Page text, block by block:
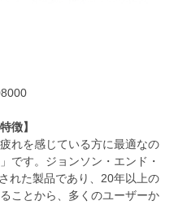
徴】
れを感じている方に最適なの
です。ジョンソン・エンド・
れた製品であり、20年以上の
ことから、多くのユーザーか